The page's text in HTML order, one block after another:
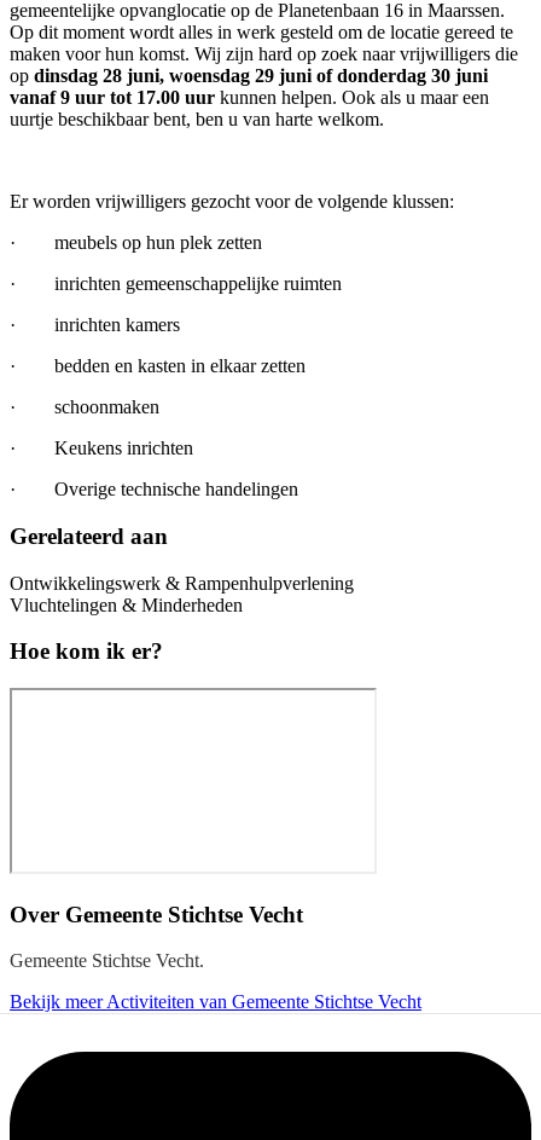
gemeentelijke opvanglocatie op de Planetenbaan 16 in Maarssen.
Op dit moment wordt alles in werk gesteld om de locatie gereed te
maken voor hun komst. Wij zijn hard op zoek naar vrijwilligers die
op dinsdag 28 juni, woensdag 29 juni of donderdag 30 juni
vanaf 9 uur tot 17.00 uur kunnen helpen. Ook als u maar een
uurtje beschikbaar bent, ben u van harte welkom.
Er worden vrijwilligers gezocht voor de volgende klussen:
· meubels op hun plek zetten
· inrichten gemeenschappelijke ruimten
· inrichten kamers
· bedden en kasten in elkaar zetten
· schoonmaken
· Keukens inrichten
· Overige technische handelingen
Gerelateerd aan
Ontwikkelingswerk & Rampenhulpverlening
Vluchtelingen & Minderheden
Hoe kom ik er?
Over Gemeente Stichtse Vecht
Gemeente Stichtse Vecht.
Bekijk meer Activiteiten van Gemeente Stichtse Vecht